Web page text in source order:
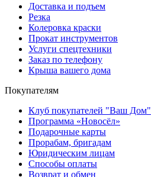
Доставка и подъем
Резка
Колеровка краски
Прокат инструментов
Услуги спецтехники
Заказ по телефону
Крыша вашего дома
Покупателям
Клуб покупателей "Ваш Дом"
Программа «Новосёл»
Подарочные карты
Прорабам, бригадам
Юридическим лицам
Способы оплаты
Возврат и обмен